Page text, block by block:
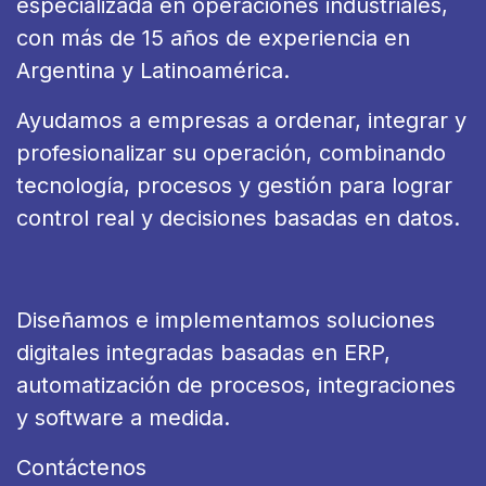
especializada en operaciones industriales,
con más de 15 años de experiencia en
Argentina y Latinoamérica.
Ayudamos a empresas a ordenar, integrar y
profesionalizar su operación, combinando
tecnología, procesos y gestión para lograr
control real y decisiones basadas en datos.
Diseñamos e implementamos soluciones
digitales integradas basadas en ERP,
automatización de procesos, integraciones
y software a medida.
Contáctenos